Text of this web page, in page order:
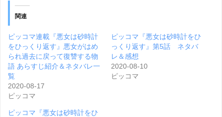
関連
ピッコマ連載『悪女は砂時計
をひっくり返す』悪女がはめ
られ過去に戻って復讐する物
語 あらすじ紹介＆ネタバレ一
覧
2020-08-17
ピッコマ
ピッコマ『悪女は砂時計をひ
っくり返す』第5話 ネタバ
レ＆感想
2020-08-10
ピッコマ
ピッコマ『悪女は砂時計をひ